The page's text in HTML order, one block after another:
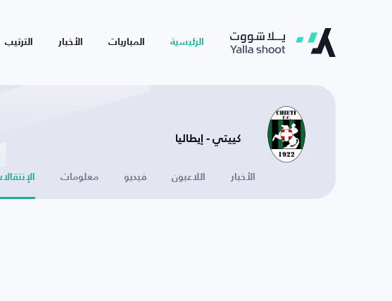
الرئيسية المباريات الأخبار الترتيب
كييتي - إيطاليا
الأخبار اللاعبون فيديو معلومات